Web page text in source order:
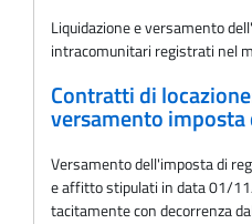
Liquidazione e versamento
intracomunitari registrati nel
Contratti di
versamento
Versamento dell'imposta di
e affitto stipulati in data 01/
tacitamente con decorrenza